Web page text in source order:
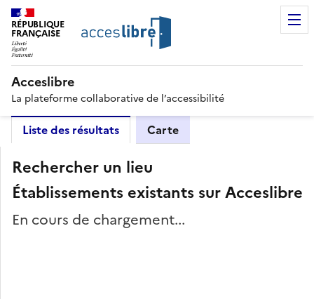
RÉPUBLIQUE
FRANÇAISE
Acceslibre
La plateforme collaborative de l’accessibilité
Liste des résultats Carte
Rechercher un lieu
Établissements existants sur Acceslibre
En cours de chargement...